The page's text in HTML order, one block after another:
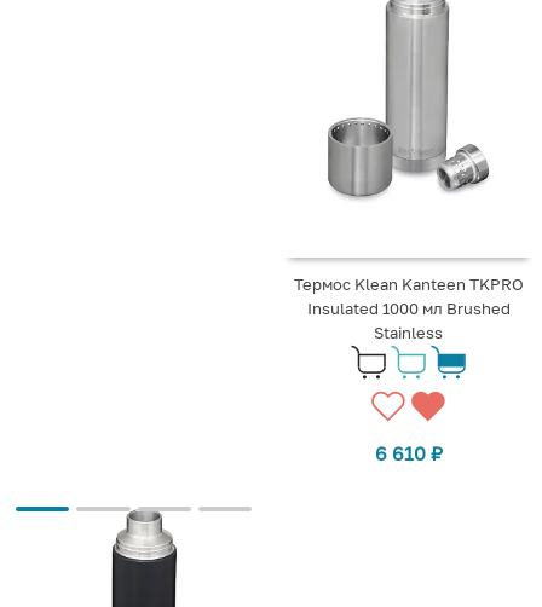
Термос Klean Kanteen TKPRO
Insulated 1000 мл Brushed
Stainless
6 610 ₽